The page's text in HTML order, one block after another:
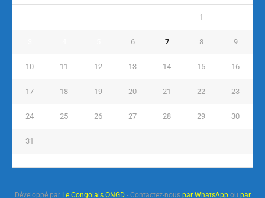
1
6 7 8 9
10 11 12 13 14 15 16
17 18 19 20 21 22 23
24 25 26 27 28 29 30
31
Développé par Le Congolais ONGD- Contactez-nous par WhatsAppou par